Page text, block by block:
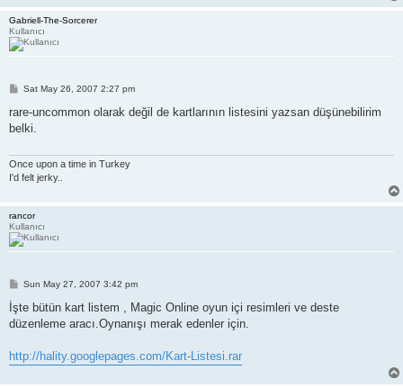
Gabriell-The-Sorcerer
Kullanıcı
P
s
Sat May 26, 2007 2:27 pm
rare-uncommon olarak değil de kartlarının listesini yazsan düşünebilirim
belki.
Once upon a time in Turkey
I'd felt jerky..
rancor
Kullanıcı
P
s
Sun May 27, 2007 3:42 pm
İşte bütün kart listem , Magic Online oyun içi resimleri ve deste
düzenleme aracı.Oynanışı merak edenler için.
http://hality.googlepages.com/Kart-Listesi.rar